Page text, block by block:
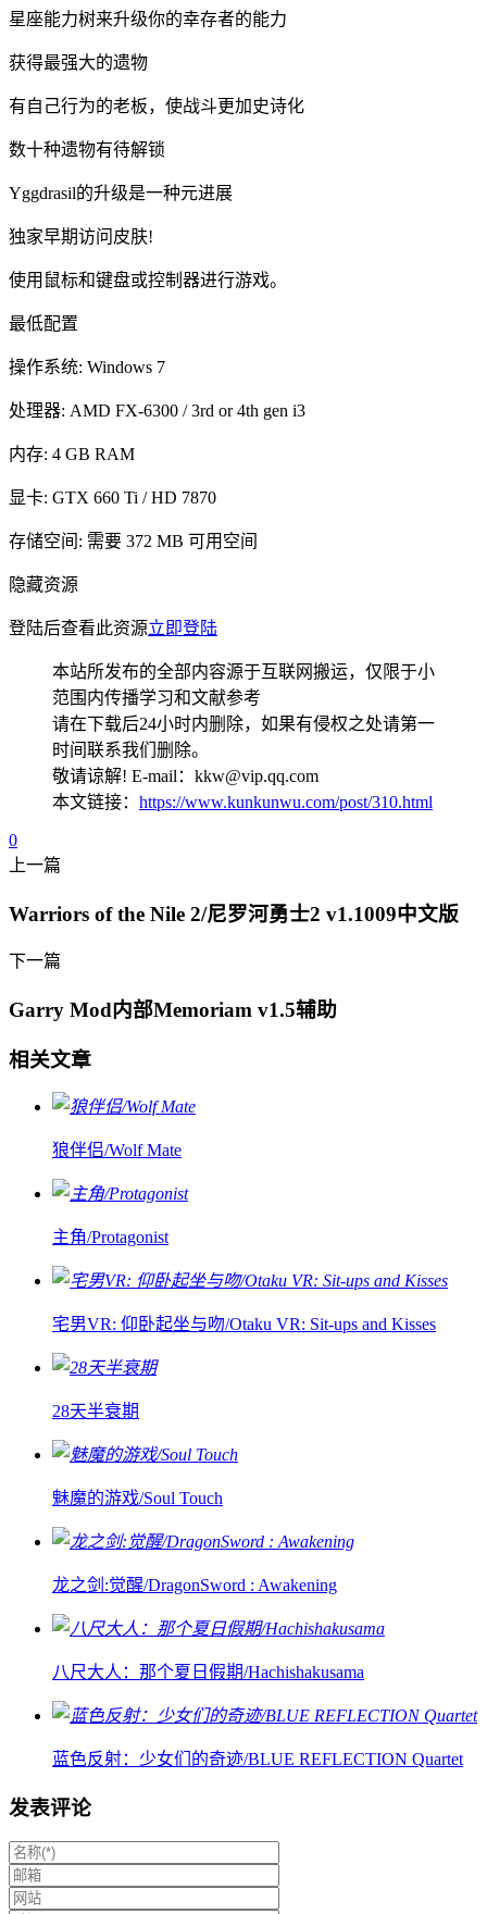
星座能力树来升级你的幸存者的能力
获得最强大的遗物
有自己行为的老板，使战斗更加史诗化
数十种遗物有待解锁
Yggdrasil的升级是一种元进展
独家早期访问皮肤!
使用鼠标和键盘或控制器进行游戏。
最低配置
操作系统: Windows 7
处理器: AMD FX-6300 / 3rd or 4th gen i3
内存: 4 GB RAM
显卡: GTX 660 Ti / HD 7870
存储空间: 需要 372 MB 可用空间
隐藏资源
登陆后查看此资源立即登陆
本站所发布的全部内容源于互联网搬运，仅限于小
范围内传播学习和文献参考
请在下载后24小时内删除，如果有侵权之处请第一
时间联系我们删除。
敬请谅解! E-mail：kkw@vip.qq.com
本文链接： https://www.kunkunwu.com/post/310.html
0
上一篇
Warriors of the Nile 2/尼罗河勇士2 v1.1009中文版
下一篇
Garry Mod内部Memoriam v1.5辅助
相关文章
狼伴侣/Wolf Mate
主角/Protagonist
宅男VR: 仰卧起坐与吻/Otaku VR: Sit-ups and Kisses
28天半衰期
魅魔的游戏/Soul Touch
龙之剑:觉醒/DragonSword : Awakening
八尺大人：那个夏日假期/Hachishakusama
蓝色反射：少女们的奇迹/BLUE REFLECTION Quartet
发表评论